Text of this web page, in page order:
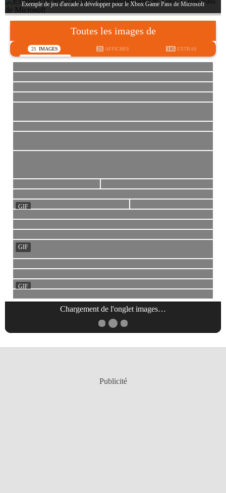
Exemple de jeu d'arcade à développer pour le Xbox Game Pass de Microsoft
Toutes les images de
21 IMAGES 25 AFFICHES 145 EXTRAS
Chargement de l'onglet images…
Publicité